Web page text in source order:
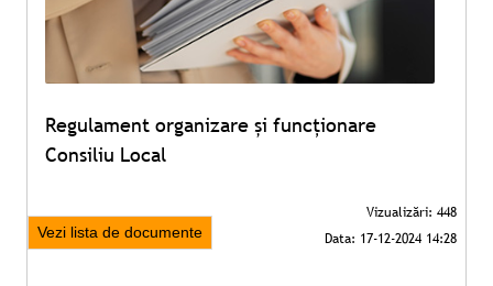
Regulament organizare și funcţionare
Consiliu Local
Vezi lista de documente